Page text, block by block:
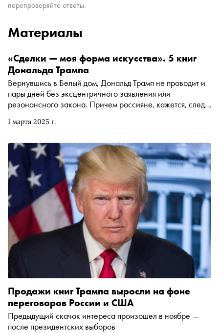
перепроверяйте ответы.
Материалы
1 марта 2025 г.
«Сделки — моя форма искусства». 5 книг
Дональда Трампа
Вернувшись в Белый дом, Дональд Трамп не проводит и
пары дней без эксцентричного заявления или
резонансного закона. Причем россияне, кажется, следят
сами американцы: на фоне новостей о переговорах РФ
Трампом. «Сноб» почитал те, которые вызывают у
российского читателя наибольший интерес, и узнал, что
об этом интересе говорят издатели
Продажи книг Трампа выросли на фоне
переговоров России и США
Предыдущий скачок интереса произошел в ноябре —
после президентских выборов